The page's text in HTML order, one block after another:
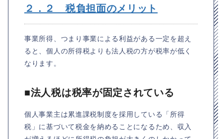
２．２ 税負担面のメリット
事業所得、つまり事業による利益がある一定を超え
ると、個人の所得税よりも法人税の方が税率が低く
なります。
■法人税は税率が固定されている
個人事業主は累進課税制度を採用している「所得
税」に基づいて税金を納めることになるため、収入